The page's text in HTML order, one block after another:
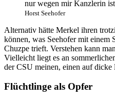
nur wegen mir Kanzlerin
Horst Seehofer
Alternativ hätte Merkel ihren
können, was Seehofer mit einem
Chuzpe trieft. Verstehen kann
Vielleicht liegt es an
der CSU meinen, einen auf dicke
Flüchtlinge als Opfer